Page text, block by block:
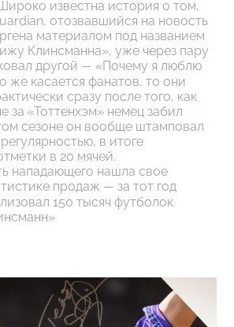
известна история о том,
отозвавшийся на новость
материалом под названием
Клинсманна», уже через пару
другой — «Почему я люблю
же касается фанатов, то они
сразу после того, как
за «Тоттенхэм» немец забил
сезоне он вообще штамповал
в итоге
в 20 мячей.
нападающего нашла свое
продаж — за тот год
150 тысяч футболок